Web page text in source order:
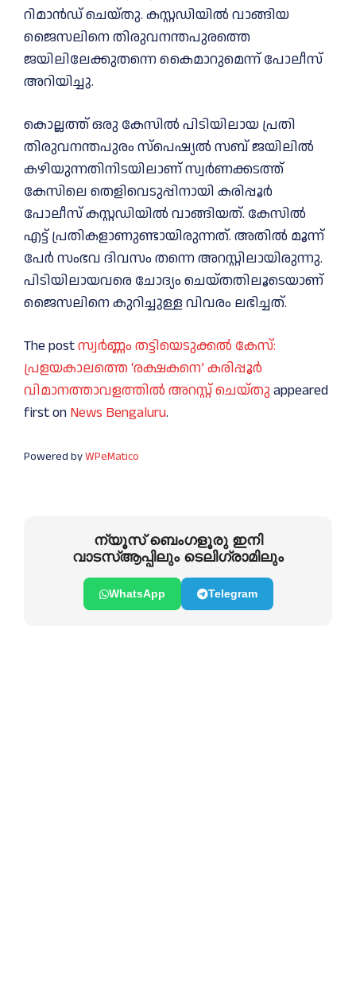
റിമാൻഡ് ചെയ്തു. കസ്റ്റഡിയിൽ വാങ്ങിയ
ജൈസലിനെ തിരുവനന്തപുരത്തെ
ജയിലിലേക്കുതന്നെ കൈമാറുമെന്ന് പോലീസ്
അറിയിച്ചു.
കൊല്ലത്ത് ഒരു കേസിൽ പിടിയിലായ പ്രതി
തിരുവനന്തപുരം സ്പെഷ്യൽ സബ് ജയിലിൽ
കഴിയുന്നതിനിടയിലാണ് സ്വർണക്കടത്ത്
കേസിലെ തെളിവെടുപ്പിനായി കരിപ്പൂർ
പോലീസ് കസ്റ്റഡിയിൽ വാങ്ങിയത്. കേസിൽ
എട്ട് പ്രതികളാണുണ്ടായിരുന്നത്. അതിൽ മൂന്ന്
പേർ സംഭവ ദിവസം തന്നെ അറസ്റ്റിലായിരുന്നു.
പിടിയിലായവരെ ചോദ്യം ചെയ്തതിലൂടെയാണ്
ജൈസലിനെ കുറിച്ചുള്ള വിവരം ലഭിച്ചത്.
The postസ്വർണ്ണം തട്ടിയെടുക്കൽ കേസ്:
പ്രളയകാലത്തെ ‘രക്ഷകനെ’ കരിപ്പൂർ
വിമാനത്താവളത്തിൽ അറസ്റ്റ് ചെയ്തു appeared
first on News Bengaluru.
Powered byWPeMatico
ന്യൂസ് ബെംഗളൂരു ഇനി
വാടസ്ആപ്പിലും ടെലിഗ്രാമിലും
WhatsApp Telegram